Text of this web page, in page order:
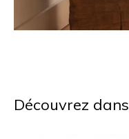
Découvrez